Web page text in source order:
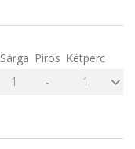
Sárga Piros Kétperc
1 - 1